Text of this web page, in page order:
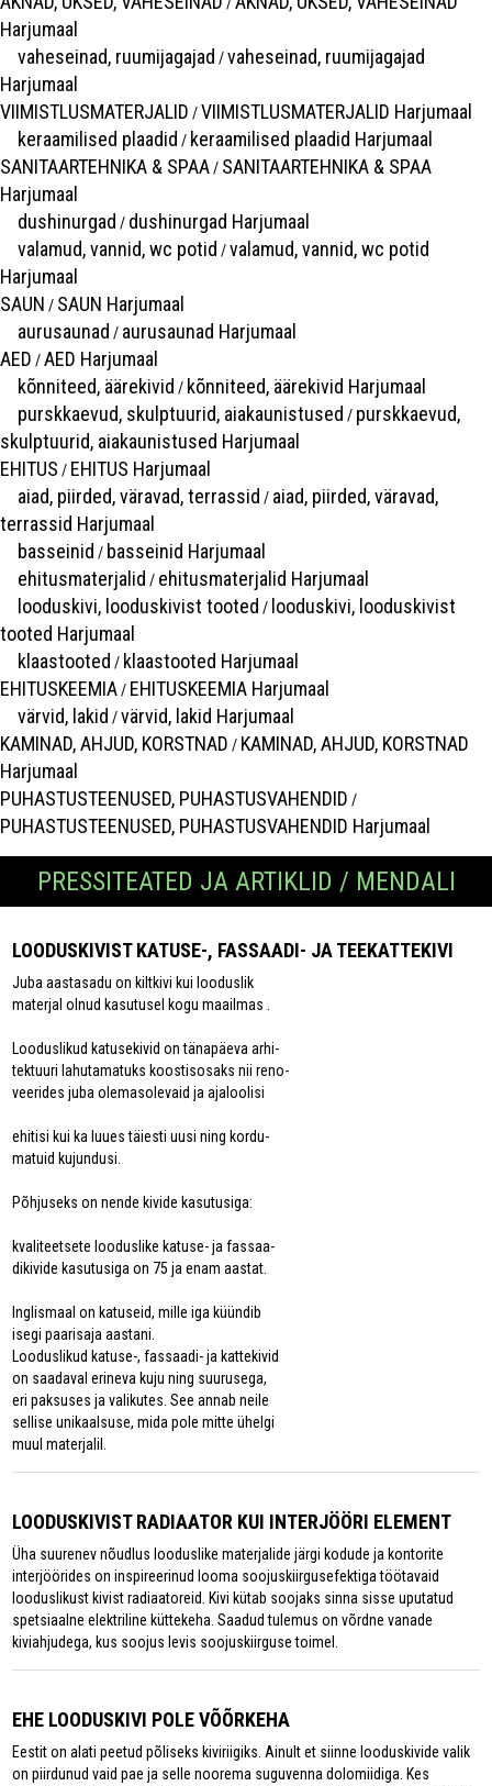
/
Harjumaal
vaheseinad, ruumijagajad /vaheseinad, ruumijagajad
Harjumaal
VIIMISTLUSMATERJALID /VIIMISTLUSMATERJALID Harjumaal
keraamilised plaadid / keraamilised plaadid Harjumaal
SANITAARTEHNIKA & SPAA/ SANITAARTEHNIKA & SPAA
Harjumaal
dushinurgad / dushinurgad Harjumaal
valamud, vannid, wc potid /valamud, vannid, wc potid
Harjumaal
SAUN / SAUN Harjumaal
aurusaunad / aurusaunad Harjumaal
AED /AED Harjumaal
kõnniteed, äärekivid / kõnniteed, äärekivid Harjumaal
purskkaevud, skulptuurid, aiakaunistused / purskkaevud,
skulptuurid, aiakaunistused Harjumaal
EHITUS / EHITUS Harjumaal
aiad, piirded, väravad, terrassid / aiad, piirded, väravad,
terrassid Harjumaal
basseinid / basseinid Harjumaal
ehitusmaterjalid / ehitusmaterjalid Harjumaal
looduskivi, looduskivist tooted / looduskivi, looduskivist
tooted Harjumaal
klaastooted / klaastooted Harjumaal
EHITUSKEEMIA/ EHITUSKEEMIA Harjumaal
värvid, lakid /värvid, lakid Harjumaal
KAMINAD, AHJUD, KORSTNAD / KAMINAD, AHJUD, KORSTNAD
Harjumaal
PUHASTUSTEENUSED, PUHASTUSVAHENDID /
PUHASTUSTEENUSED, PUHASTUSVAHENDID Harjumaal
PRESSITEATED JA ARTIKLID / MENDALI
LOODUSKIVIST KATUSE-, FASSAADI- JA TEEKATTEKIVI
Juba aastasadu on kiltkivi kui looduslik
materjal olnud kasutusel kogu maailmas .
Looduslikud katusekivid on tänapäeva arhi-
tektuuri lahutamatuks koostisosaks nii reno-
veerides juba olemasolevaid ja ajaloolisi
ehitisi kui ka luues täiesti uusi ning kordu-
matuid kujundusi.
Põhjuseks on nende kivide kasutusiga:
kvaliteetsete looduslike katuse- ja fassaa-
dikivide kasutusiga on 75 ja enam aastat.
Inglismaal on katuseid, mille iga küündib
isegi paarisaja aastani.
Looduslikud katuse-, fassaadi- ja kattekivid
on saadaval erineva kuju ning suurusega,
eri paksuses ja valikutes. See annab neile
sellise unikaalsuse, mida pole mitte ühelgi
muul materjalil.
LOODUSKIVIST RADIAATOR KUI INTERJÖÖRI ELEMENT
Üha suurenev nõudlus looduslike materjalide järgi kodude ja kontorite
interjöörides on inspireerinud looma soojuskiirgusefektiga töötavaid
looduslikust kivist radiaatoreid. Kivi kütab soojaks sinna sisse uputatud
spetsiaalne elektriline küttekeha. Saadud tulemus on võrdne vanade
kiviahjudega, kus soojus levis soojuskiirguse toimel.
EHE LOODUSKIVI POLE VÕÕRKEHA
Eestit on alati peetud põliseks kiviriigiks. Ainult et siinne looduskivide valik
on piirdunud vaid pae ja selle noorema suguvenna dolomiidiga. Kes